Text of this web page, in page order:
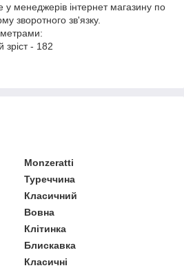
у менеджерів інтернет магазину по
зворотного зв'язку.
зріст - 182
Monzeratti
Туреччина
Класичний
Вовна
Клітинка
Блискавка
Класичні